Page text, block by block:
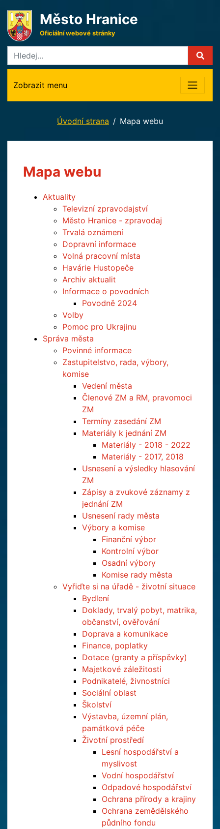
Město Hranice
Oficiální webové stránky
Zobrazit menu
Úvodní strana Mapa webu
Mapa webu
Aktuality
Televizní zpravodajství
Město Hranice - zpravodaj
Trvalá oznámení
Dopravní informace
Volná pracovní místa
Havárie Hustopeče
Archiv aktualit
Informace o povodních
Povodně 2024
Volby
Pomoc pro Ukrajinu
Správa města
Povinné informace
Zastupitelstvo, rada, výbory,
komise
Vedení města
Členové ZM a RM, pravomoci
ZM
Termíny zasedání ZM
Materiály k jednání ZM
Materiály - 2018 - 2022
Materiály - 2017, 2018
Usnesení a výsledky hlasování
ZM
Zápisy a zvukové záznamy z
jednání ZM
Usnesení rady města
Výbory a komise
Finanční výbor
Kontrolní výbor
Osadní výbory
Komise rady města
Vyřiďte si na úřadě - životní situace
Bydlení
Doklady, trvalý pobyt, matrika,
občanství, ověřování
Doprava a komunikace
Finance, poplatky
Dotace (granty a příspěvky)
Majetkové záležitosti
Podnikatelé, živnostníci
Sociální oblast
Školství
Výstavba, územní plán,
památková péče
Životní prostředí
Lesní hospodářství a
myslivost
Vodní hospodářství
Odpadové hospodářství
Ochrana přírody a krajiny
Ochrana zemědělského
půdního fondu